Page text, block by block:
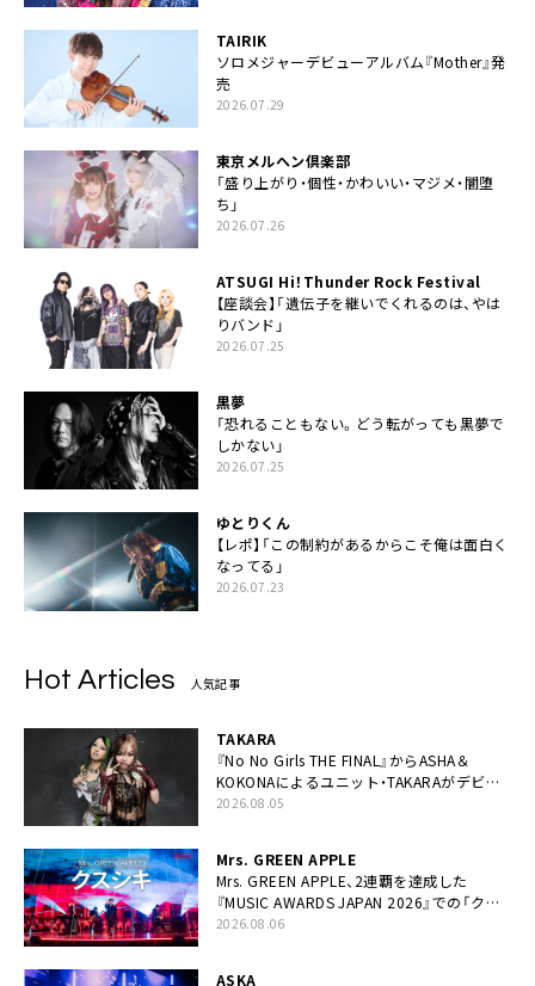
TAIRIK
ソロメジャーデビューアルバム『Mother』発
売
2026.07.29
東京メルヘン倶楽部
「盛り上がり・個性・かわいい・マジメ・闇堕
ち」
2026.07.26
ATSUGI Hi！Thunder Rock Festival
【座談会】「遺伝子を継いでくれるのは、やは
りバンド」
2026.07.25
黒夢
「恐れることもない。どう転がっても黒夢で
しかない」
2026.07.25
ゆとりくん
【レポ】「この制約があるからこそ俺は面白く
なってる」
2026.07.23
Hot Articles 人気記事
TAKARA
『No No Girls THE FINAL』からASHA＆
KOKONAによるユニット・TAKARAがデビュ
ー
2026.08.05
Mrs. GREEN APPLE
Mrs. GREEN APPLE、2連覇を達成した
『MUSIC AWARDS JAPAN 2026』での「クス
シキ」ライブパフォーマンスをYouTube公開
2026.08.06
ASKA